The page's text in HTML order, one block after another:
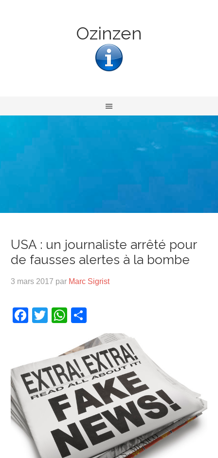
Ozinzen
USA : un journaliste arrêté pour
de fausses alertes à la bombe
3 mars 2017 par Marc Sigrist
Facebook
TwitterWhatsApp